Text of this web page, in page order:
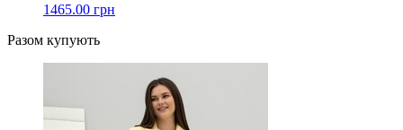
1465.00 грн
Разом купують